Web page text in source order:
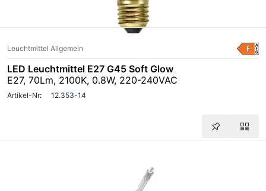
Leuchtmittel Allgemein
LED Leuchtmittel E27 G45 Soft Glow
E27, 70Lm, 2100K, 0.8W, 220-240VAC
Artikel-Nr: 12.353-14